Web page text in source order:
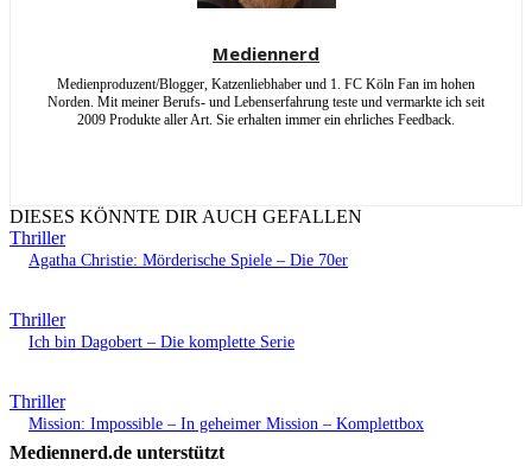
Mediennerd
Medienproduzent/Blogger, Katzenliebhaber und 1. FC Köln Fan im hohen
Norden. Mit meiner Berufs- und Lebenserfahrung teste und vermarkte ich seit
2009 Produkte aller Art. Sie erhalten immer ein ehrliches Feedback.
DIESES KÖNNTE DIR AUCH GEFALLEN
Thriller
Agatha Christie: Mörderische Spiele – Die 70er
Thriller
Ich bin Dagobert – Die komplette Serie
Thriller
Mission: Impossible – In geheimer Mission – Komplettbox
Mediennerd.de unterstützt